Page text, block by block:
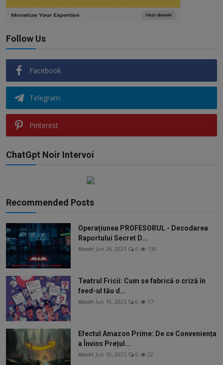
Follow Us
Facebook
Telegram
Pinterest
ChatGpt Noir Intervoi
Recommended Posts
Operațiunea PROFESORUL - Decodarea
Raportului Secret D...
AlexH Jun 26, 2025 0 130
Teatrul Fricii: Cum se fabrică o criză în
feed-ul tău d...
AlexH Jun 18, 2025 0 17
Efectul Amazon Prime: De ce Conveniența
a Învins Prețul...
AlexH Jun 18, 2025 0 22